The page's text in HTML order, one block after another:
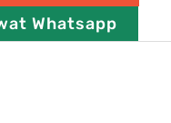
Whatsapp